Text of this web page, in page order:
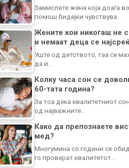
Замислете жена која доаѓа
помош бидејќи чувствува…
Жените кои никогаш не
и немаат деца се
Уште од детството, таа се
да ѝ…
Колку часа сон се
60-тата година?
За тоа дека квалитетниот
од најважните…
Како да препознаете
мед?
Многумина со години се
го проверат квалитетот…